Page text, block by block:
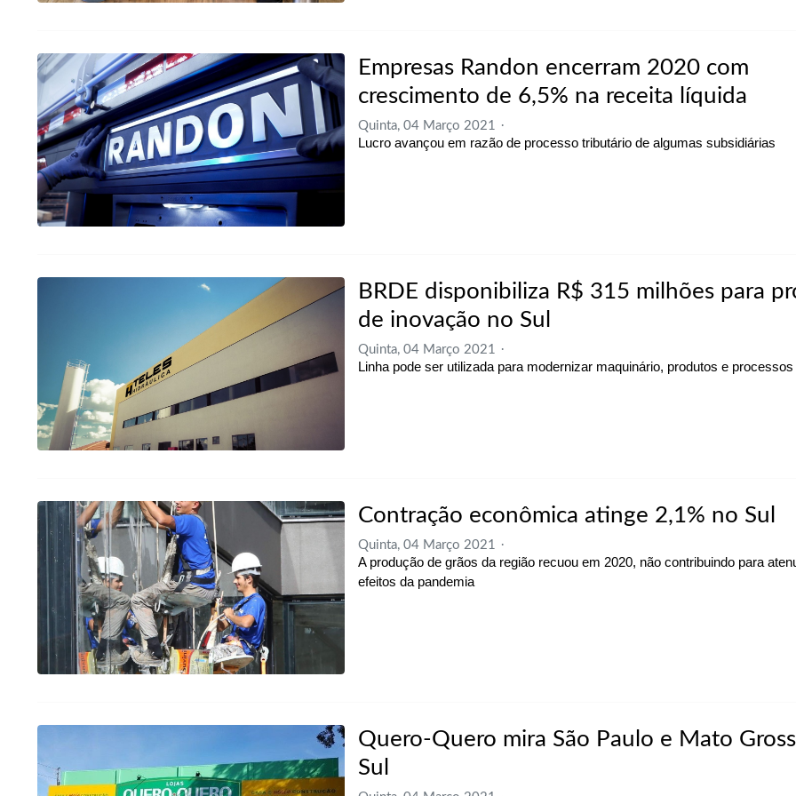
Empresas Randon encerram 2020 com
crescimento de 6,5% na receita líquida
Quinta, 04 Março 2021
Lucro avançou em razão de processo tributário de algumas subsidiárias
BRDE disponibiliza R$ 315 milhões para
de inovação no Sul
Quinta, 04 Março 2021
Linha pode ser utilizada para modernizar maquinário, produtos e processos
Contração econômica atinge 2,1% no Sul
Quinta, 04 Março 2021
A produção de grãos da região recuou em 2020, não contribuindo para
efeitos da pandemia
Quero-Quero mira São Paulo e Mato
Sul